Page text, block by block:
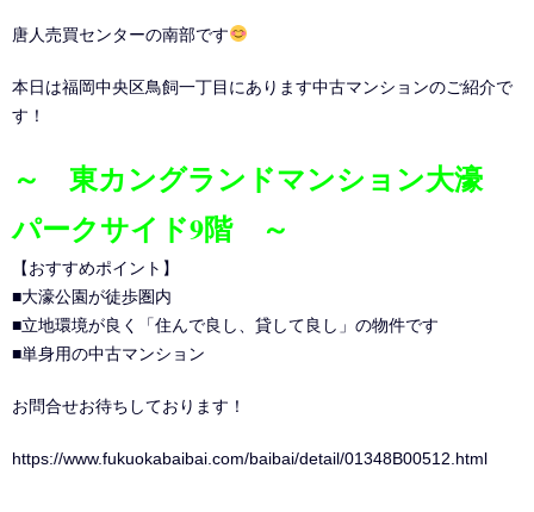
唐人売買センターの南部です
本日は福岡中央区鳥飼一丁目にあります中古マンションのご紹介で
す！
～ 東カングランドマンション大濠
パークサイド9階 ～
【おすすめポイント】
■大濠公園が徒歩圏内
■立地環境が良く「住んで良し、貸して良し」の物件です
■単身用の中古マンション
お問合せお待ちしております！
https://www.fukuokabaibai.com/baibai/detail/01348B00512.html